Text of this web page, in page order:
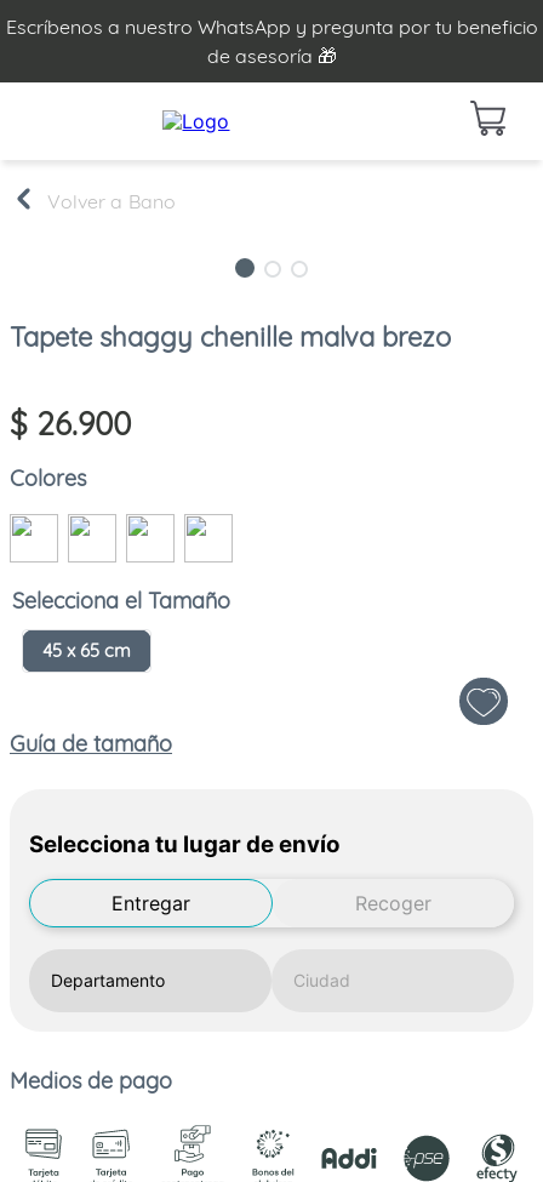
Escríbenos a nuestro WhatsApp y pregunta por tu beneficio
de asesoría 🎁
Bano
Tapete shaggy chenille malva brezo
$ 26.900
Colores
Tamaño
45 x 65 cm
Guía de tamaño
Selecciona tu lugar de envío
Entregar Recoger
Medios de pago